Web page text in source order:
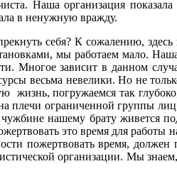
Наша организация показала
в ненужную вражду.
себя? К сожалению,
мы работаем мало.
Многое зависит в данном
весьма невелики. Но не
погружаемся так
плечи ограни­ченной группы
нашему брату живется
это время для работы
пожертвовать время,
организации. Мы